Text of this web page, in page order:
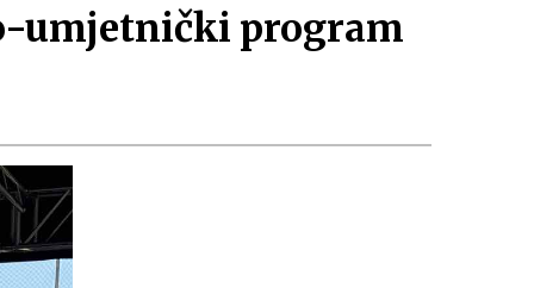
umjetnički program